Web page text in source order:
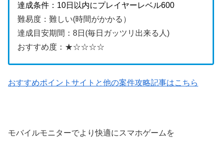
達成条件：10日以内にプレイヤーレベル600
難易度：難しい(時間がかかる）
達成目安期間：8日(毎日ガッツリ出来る人)
おすすめ度：★☆☆☆☆
おすすめポイントサイトと他の案件攻略記事はこちら
モバイルモニターでより快適にスマホゲームを